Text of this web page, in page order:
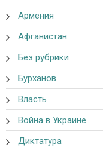
Армения
Афганистан
Без рубрики
Бурханов
Власть
Война в Украине
Диктатура